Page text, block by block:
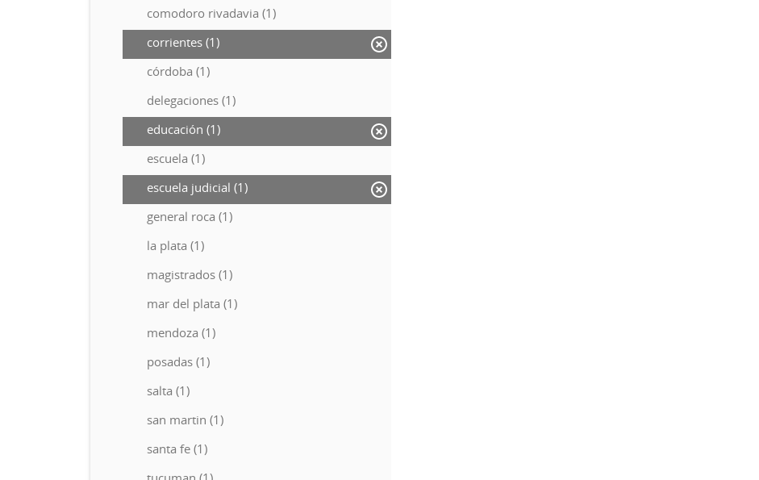
comodoro rivadavia (1)
corrientes (1)
córdoba (1)
delegaciones (1)
educación (1)
escuela (1)
escuela judicial (1)
general roca (1)
la plata (1)
magistrados (1)
mar del plata (1)
mendoza (1)
posadas (1)
salta (1)
san martin (1)
santa fe (1)